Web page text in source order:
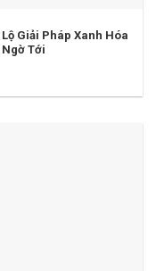
Giải Pháp Xanh Hóa
Tới